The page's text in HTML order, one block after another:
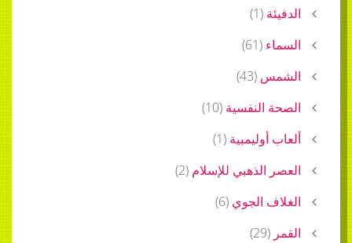
الدفيئة (
1
)
السماء (
61
)
الشمس (
43
)
الصحة النفسية (
10
)
ألعاب أوليمبية (
1
)
العصر الذهبي للإسلام (
2
)
الغلاف الجوي (
6
)
القمر (
29
)